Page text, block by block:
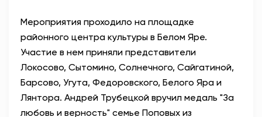
Мероприятия проходило на площадке
районного центра культуры в Белом Яре.
Участие в нем приняли представители
Локосово, Сытомино, Солнечного, Сайгатиной,
Барсово, Угута, Федоровского, Белого Яра и
Лянтора. Андрей Трубецкой вручил медаль "За
любовь и верность" семье Поповых из